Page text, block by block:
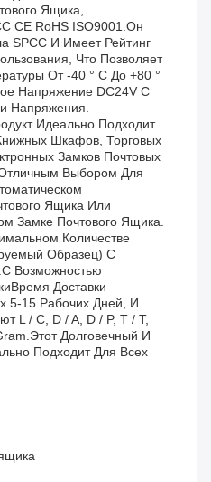
Ящика,
CE RoHS ISO9001.Он
SPCC И Имеет Рейтинг
Что Позволяет
От -40 ° C До +80 °
Напряжение DC24V С
Напряжения.
Идеально Подходит
Шкафов, Торговых
Замков Почтовых
Выбором Для
Ящика Или
Замке Почтового Ящика.
Количестве
Образец) С
Возможностью
Доставки
5-15 Рабочих Дней, И
L / C, D / A, D / P, T / T,
Долговечный И
Подходит Для Всех